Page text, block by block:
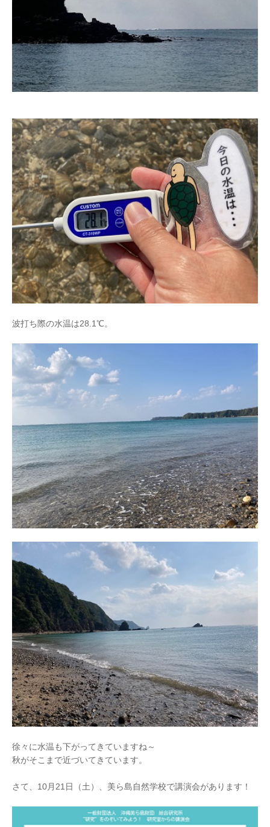
波打ち際の水温は28.1℃。
徐々に水温も下がってきていますね～
秋がそこまで近づいてきています。
さて、10月21日（土）、美ら島自然学校で講演会があります！